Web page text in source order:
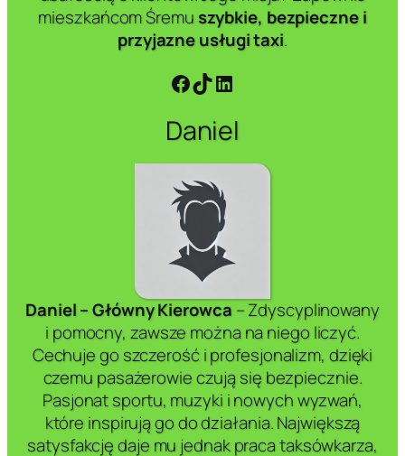
mieszkańcom Śremu szybkie, bezpieczne i
przyjazne usługi taxi.
Facebook
TikTokLinkedIn
Daniel
Daniel – Główny Kierowca – Zdyscyplinowany
i pomocny, zawsze można na niego liczyć.
Cechuje go szczerość i profesjonalizm, dzięki
czemu pasażerowie czują się bezpiecznie.
Pasjonat sportu, muzyki i nowych wyzwań,
które inspirują go do działania. Największą
satysfakcję daje mu jednak praca taksówkarza,